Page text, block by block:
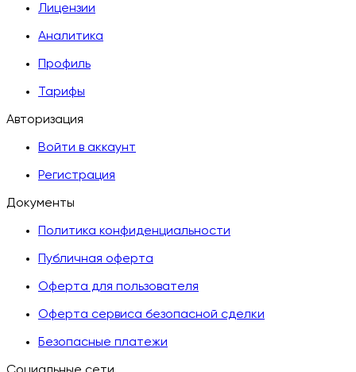
Лицензии
Аналитика
Профиль
Тарифы
Авторизация
Войти в аккаунт
Регистрация
Документы
Политика конфиденциальности
Публичная оферта
Оферта для пользователя
Оферта сервиса безопасной сделки
Безопасные платежи